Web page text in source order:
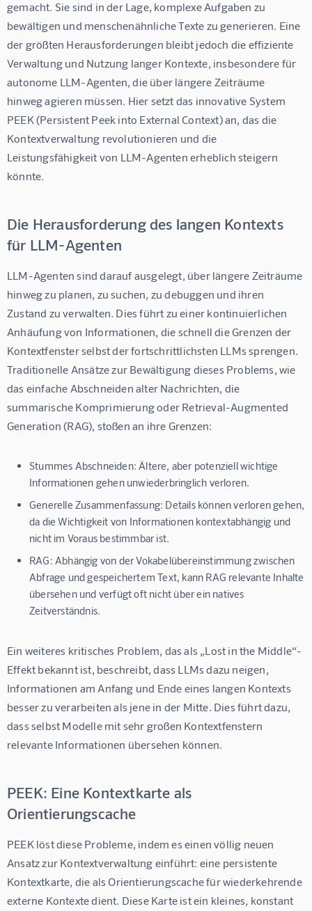
gemacht. Sie sind in der Lage, komplexe Aufgaben zu
bewältigen und menschenähnliche Texte zu generieren. Eine
der größten Herausforderungen bleibt jedoch die effiziente
Verwaltung und Nutzung langer Kontexte, insbesondere für
autonome LLM-Agenten, die über längere Zeiträume
hinweg agieren müssen. Hier setzt das innovative System
PEEK (Persistent Peek into External Context) an, das die
Kontextverwaltung revolutionieren und die
Leistungsfähigkeit von LLM-Agenten erheblich steigern
könnte.
Die Herausforderung des langen Kontexts
für LLM-Agenten
LLM-Agenten sind darauf ausgelegt, über längere Zeiträume
hinweg zu planen, zu suchen, zu debuggen und ihren
Zustand zu verwalten. Dies führt zu einer kontinuierlichen
Anhäufung von Informationen, die schnell die Grenzen der
Kontextfenster selbst der fortschrittlichsten LLMs sprengen.
Traditionelle Ansätze zur Bewältigung dieses Problems, wie
das einfache Abschneiden alter Nachrichten, die
summarische Komprimierung oder Retrieval-Augmented
Generation (RAG), stoßen an ihre Grenzen:
Stummes Abschneiden: Ältere, aber potenziell wichtige
Informationen gehen unwiederbringlich verloren.
Generelle Zusammenfassung: Details können verloren gehen,
da die Wichtigkeit von Informationen kontextabhängig und
nicht im Voraus bestimmbar ist.
RAG: Abhängig von der Vokabelübereinstimmung zwischen
Abfrage und gespeichertem Text, kann RAG relevante Inhalte
übersehen und verfügt oft nicht über ein natives
Zeitverständnis.
Ein weiteres kritisches Problem, das als „Lost in the Middle“-
Effekt bekannt ist, beschreibt, dass LLMs dazu neigen,
Informationen am Anfang und Ende eines langen Kontexts
besser zu verarbeiten als jene in der Mitte. Dies führt dazu,
dass selbst Modelle mit sehr großen Kontextfenstern
relevante Informationen übersehen können.
PEEK: Eine Kontextkarte als
Orientierungscache
PEEK löst diese Probleme, indem es einen völlig neuen
Ansatz zur Kontextverwaltung einführt: eine persistente
Kontextkarte, die als Orientierungscache für wiederkehrende
externe Kontexte dient. Diese Karte ist ein kleines, konstant